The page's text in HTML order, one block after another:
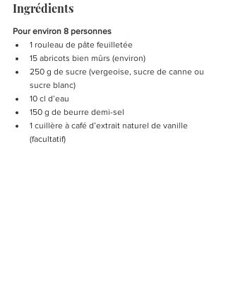
Ingrédients
Pour environ 8 personnes
1 rouleau de pâte feuilletée
15 abricots bien mûrs (environ)
250 g de sucre (vergeoise, sucre de canne ou
sucre blanc)
10 cl d’eau
150 g de beurre demi-sel
1 cuillère à café d’extrait naturel de vanille
(facultatif)